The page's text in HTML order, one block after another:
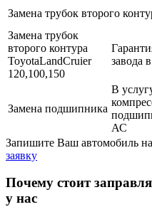
Замена трубок второго
Замена трубок
второго контура
ToyotaLandCruier
120,100,150
завода
Замена подшипника
В
АС
Запишите Ваш автомобиль
заявку
Почему стоит
у нас